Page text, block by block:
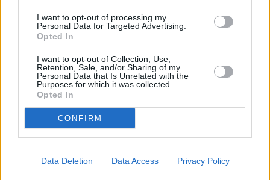
I want to opt-out of processing my
Personal Data for Targeted Advertising.
Opted In
I want to opt-out of Collection, Use,
Retention, Sale, and/or Sharing of my
Personal Data that Is Unrelated with the
Purposes for which it was collected.
Opted In
CONFIRM
Data Deletion Data Access Privacy Policy
Το άρθρο δεν έχει ακόμα βαθμολογηθεί.
Βαθμολογήστε αυτό το άρθρο:
★★★
Ειδήσεις από όλο τον κόσμο
Η Ελίνα Τζένγκο αναχωρεί την
Πέμπτη για τις Βρυξέλλες- Ποιες
αντιμετωπίζει στο Diamond